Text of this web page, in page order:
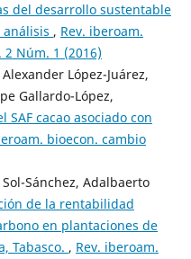
del desarrollo sustentable
análisis , Rev. iberoam.
Núm. 1 (2016)
López-Juárez,
Gallardo-López,
cacao asociado con
bioecon. cambio
Sánchez, Adalbaerto
de la rentabilidad
en plantaciones de
Tabasco. , Rev. iberoam.